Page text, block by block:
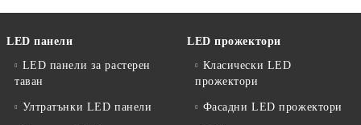
LED панели
LED панели за растерен
таван
Ултратънки LED панели
LED прожектори
Класически LED
прожектори
Фасадни LED прожектори